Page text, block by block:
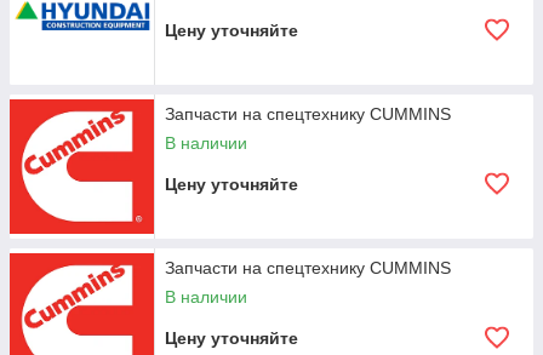
Цену уточняйте
Запчасти на спецтехнику CUMMINS
В наличии
Цену уточняйте
Запчасти на спецтехнику CUMMINS
В наличии
Цену уточняйте